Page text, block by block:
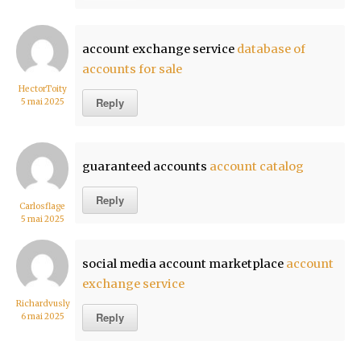
HectorToity
5 mai 2025
account exchange service database of
accounts for sale
Reply
Carlosflage
5 mai 2025
guaranteed accounts account catalog
Reply
Richardvusly
6 mai 2025
social media account marketplace account
exchange service
Reply